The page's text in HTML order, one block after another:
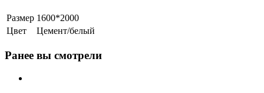
Размер 1600*2000
Цвет
Цемент/белый
Ранее вы смотрели